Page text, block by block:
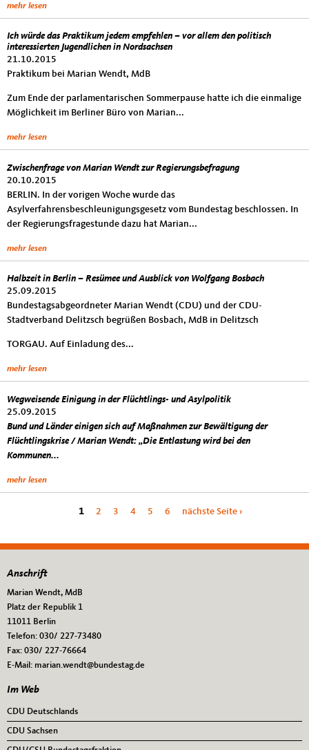
mehr lesen
Ich würde das Praktikum jedem empfehlen – vor allem den politisch
interessierten Jugendlichen in Nordsachsen
21.10.2015
Praktikum bei Marian Wendt, MdB
Zum Ende der parlamentarischen Sommerpause hatte ich die einmalige
Möglichkeit im Berliner Büro von Marian...
mehr lesen
Zwischenfrage von Marian Wendt zur Regierungsbefragung
20.10.2015
BERLIN. In der vorigen Woche wurde das
Asylverfahrensbeschleunigungsgesetz vom Bundestag beschlossen. In
der Regierungsfragestunde dazu hat Marian...
mehr lesen
Halbzeit in Berlin – Resümee und Ausblick von Wolfgang Bosbach
25.09.2015
Bundestagsabgeordneter Marian Wendt (CDU) und der CDU-
Stadtverband Delitzsch begrüßen Bosbach, MdB in Delitzsch
TORGAU. Auf Einladung des...
mehr lesen
Wegweisende Einigung in der Flüchtlings- und Asylpolitik
25.09.2015
Bund und Länder einigen sich auf Maßnahmen zur Bewältigung der
Flüchtlingskrise / Marian Wendt: „Die Entlastung wird bei den
Kommunen...
mehr lesen
1 2 3 4 5 6 nächste Seite ›
Fußbereich
Anschrift
Marian Wendt, MdB
Platz der Republik 1
11011 Berlin
Telefon: 030/ 227-73480
Fax: 030/ 227-76664
E-Mail: marian.wendt@bundestag.de
Im Web
CDU Deutschlands
CDU Sachsen